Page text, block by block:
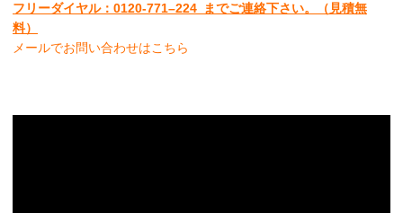
フリーダイヤル：0120-771–224 までご連絡下さい。
（見積無
料）
メールでお問い合わせはこちら